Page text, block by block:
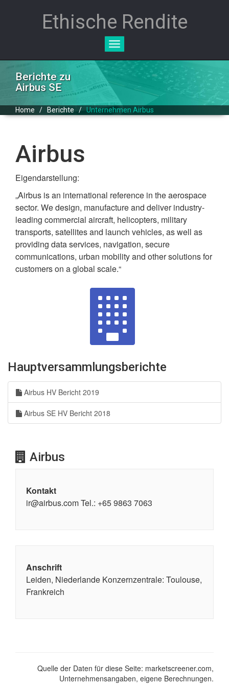
Ethische Rendite
Toggle
Berichte zu
Airbus SE
Home / Berichte / Unternehmen Airbus
Airbus
Eigendarstellung:
„Airbus is an international reference in the aerospace
sector. We design, manufacture and deliver industry-
leading commercial aircraft, helicopters, military
transports, satellites and launch vehicles, as well as
providing data services, navigation, secure
communications, urban mobility and other solutions for
customers on a global scale.“
Hauptversammlungsberichte
Airbus HV Bericht 2019
Airbus SE HV Bericht 2018
Airbus
Kontakt
ir@airbus.com Tel.: +65 9863 7063
Anschrift
Leiden, Niederlande Konzernzentrale: Toulouse,
Frankreich
Quelle der Daten für diese Seite: marketscreener.com,
Unternehmensangaben, eigene Berechnungen.